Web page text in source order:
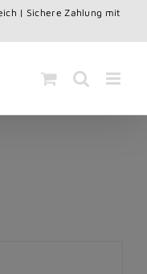
| Sichere Zahlung mit